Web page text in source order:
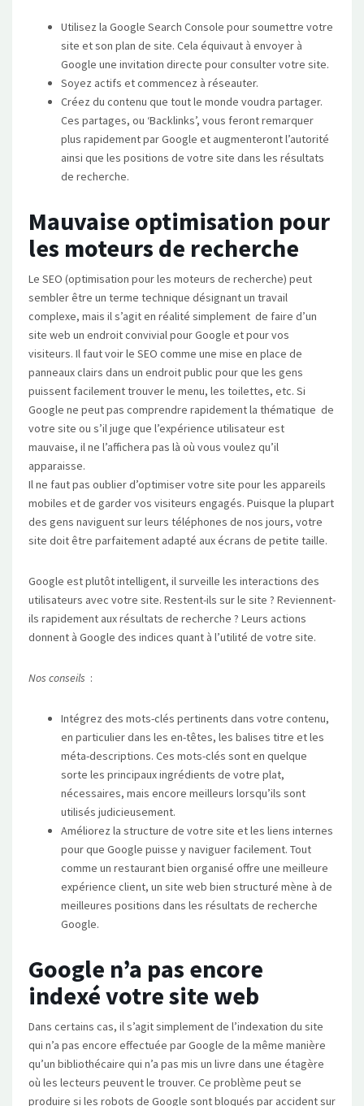
Utilisez la Google Search Console pour soumettre votre
site et son plan de site. Cela équivaut à envoyer à
Google une invitation directe pour consulter votre site.
Soyez actifs et commencez à réseauter.
Créez du contenu que tout le monde voudra partager.
Ces partages, ou ‘Backlinks’, vous feront remarquer
plus rapidement par Google et augmenteront l’autorité
ainsi que les positions de votre site dans les résultats
de recherche.
Mauvaise optimisation pour
les moteurs de recherche
Le SEO (optimisation pour les moteurs de recherche) peut
sembler être un terme technique désignant un travail
complexe, mais il s’agit en réalité simplement de faire d’un
site web un endroit convivial pour Google et pour vos
visiteurs. Il faut voir le SEO comme une mise en place de
panneaux clairs dans un endroit public pour que les gens
puissent facilement trouver le menu, les toilettes, etc. Si
Google ne peut pas comprendre rapidement la thématique de
votre site ou s’il juge que l’expérience utilisateur est
mauvaise, il ne l’affichera pas là où vous voulez qu’il
apparaisse.
Il ne faut pas oublier d’optimiser votre site pour les appareils
mobiles et de garder vos visiteurs engagés. Puisque la plupart
des gens naviguent sur leurs téléphones de nos jours, votre
site doit être parfaitement adapté aux écrans de petite taille.
Google est plutôt intelligent, il surveille les interactions des
utilisateurs avec votre site. Restent-ils sur le site ? Reviennent-
ils rapidement aux résultats de recherche ? Leurs actions
donnent à Google des indices quant à l’utilité de votre site.
Nos conseils :
Intégrez des mots-clés pertinents dans votre contenu,
en particulier dans les en-têtes, les balises titre et les
méta-descriptions. Ces mots-clés sont en quelque
sorte les principaux ingrédients de votre plat,
nécessaires, mais encore meilleurs lorsqu’ils sont
utilisés judicieusement.
Améliorez la structure de votre site et les liens internes
pour que Google puisse y naviguer facilement. Tout
comme un restaurant bien organisé offre une meilleure
expérience client, un site web bien structuré mène à de
meilleures positions dans les résultats de recherche
Google.
Google n’a pas encore
indexé votre site web
Dans certains cas, il s’agit simplement de l’indexation du site
qui n’a pas encore effectuée par Google de la même manière
qu’un bibliothécaire qui n’a pas mis un livre dans une étagère
où les lecteurs peuvent le trouver. Ce problème peut se
produire si les robots de Google sont bloqués par accident sur